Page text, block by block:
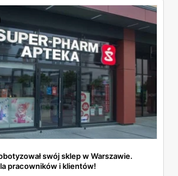
swój sklep w Warszawie.
pracowników i klientów!